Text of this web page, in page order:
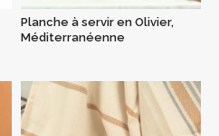
Planche à servir en Olivier,
Méditerranéenne